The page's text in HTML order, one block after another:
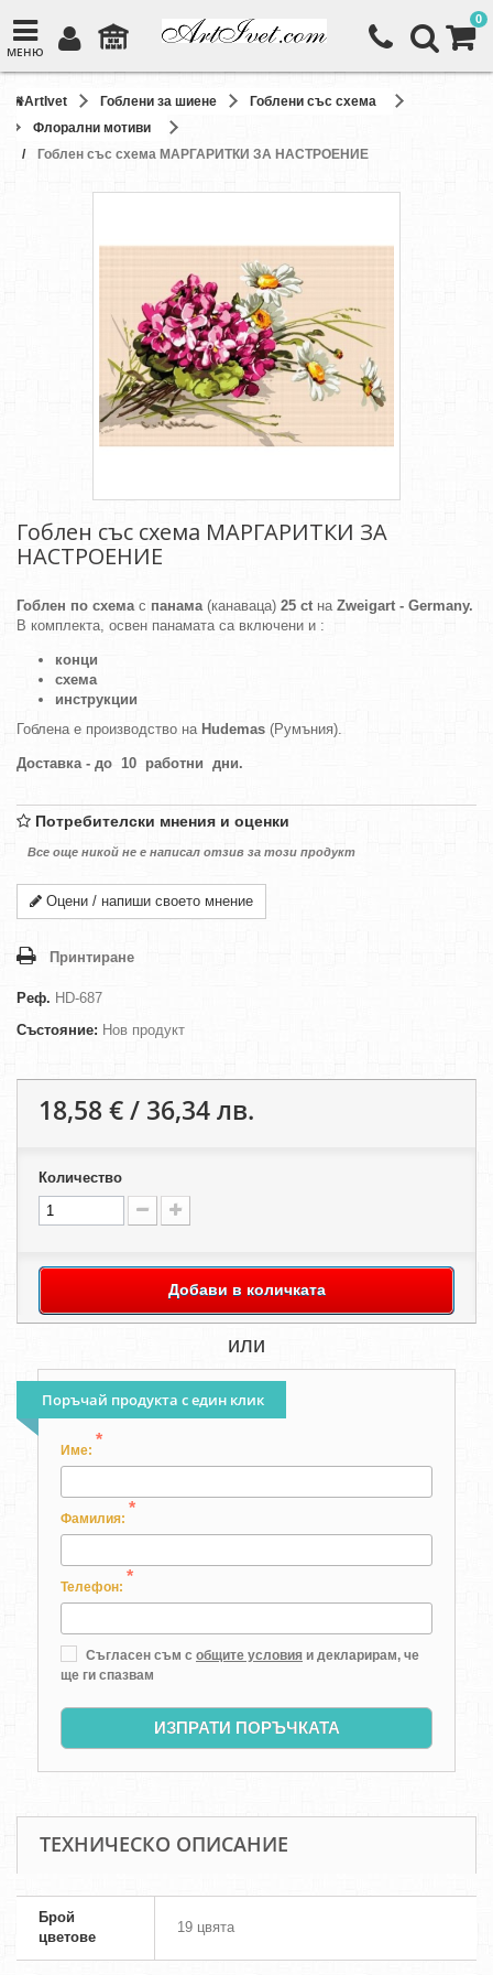
МЕНЮ
0
ArtIvet Гоблени за шиене
Гоблени със схема
Флорални мотиви
Гоблен със схема МАРГАРИТКИ ЗА НАСТРОЕНИЕ
Гоблен със схема МАРГАРИТКИ ЗА
НАСТРОЕНИЕ
Гоблен по схемас панама(канаваца) 25 ct на Zweigart - Germany.
В комплекта, освен панамата са включени и :
конци
схема
инструкции
Гоблена е производство на Hudemas (Румъния).
Доставка - до 10 работни дни.
Потребителски мнения и оценки
Все още никой не е написал отзив за този продукт
Оцени / напиши своето мнение
Принтиране
Реф. HD-687
Състояние: Нов продукт
18,58 € / 36,34 лв.
Количество
Добави в количката
или
Поръчай продукта с един клик
Име:
*
Фамилия:
*
Телефон:
*
Съгласен съм с общите условия и декларирам, че
ще ги спазвам
ИЗПРАТИ ПОРЪЧКАТА
ТЕХНИЧЕСКО ОПИСАНИЕ
Брой
цветове
19 цвята